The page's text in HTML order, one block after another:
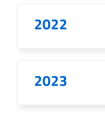
2022
2023